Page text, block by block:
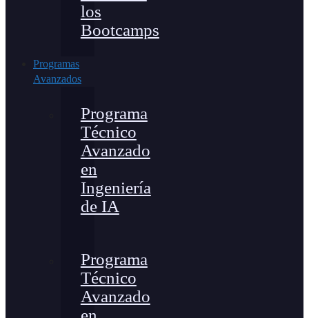
los
Bootcamps
Programas
Avanzados
Programa
Técnico
Avanzado
en
Ingeniería
de IA
Programa
Técnico
Avanzado